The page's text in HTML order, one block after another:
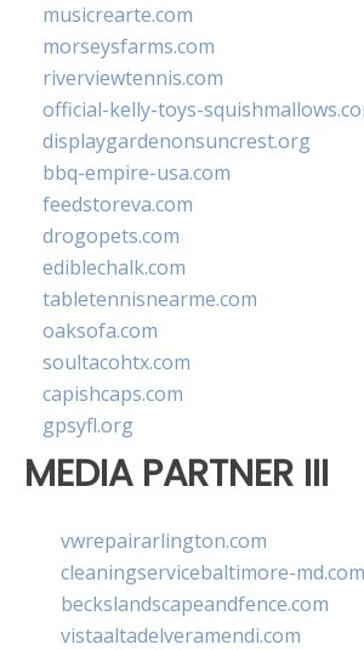
musicrearte.com
morseysfarms.com
riverviewtennis.com
official-kelly-toys-
displaygardenonsuncrest.org
bbq-empire-usa.com
feedstoreva.com
drogopets.com
ediblechalk.com
tabletennisnearme.com
oaksofa.com
soultacohtx.com
capishcaps.com
gpsyfl.org
MEDIA PARTNER III
vwrepairarlington.com
cleaningservicebaltimore-md.com
beckslandscapeandfence.com
vistaaltadelveramendi.com